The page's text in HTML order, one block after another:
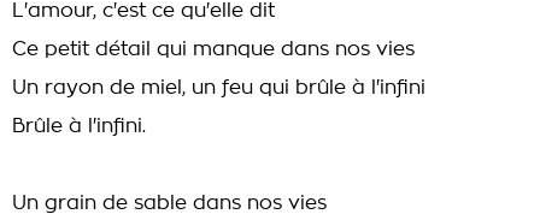
L'amour, c'est ce qu'elle dit
Ce petit détail qui manque dans nos vies
Un rayon de miel, un feu qui brûle à l'infini
Brûle à l'infini.
Un grain de sable dans nos vies